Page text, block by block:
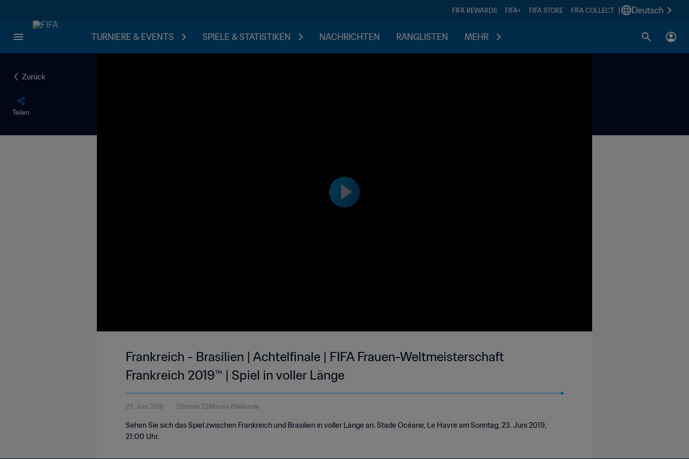
FIFA REWARDS FIFA+ FIFA STORE FIFA COLLECT Deutsch
TURNIERE & EVENTS SPIELE & STATISTIKEN NACHRICHTEN RANGLISTEN MEHR
Zurück
Teilen
Frankreich - Brasilien | Achtelfinale | FIFA Frauen-Weltmeisterschaft
Frankreich 2019™ | Spiel in voller Länge
23. Juni 2019 2Stunde 22Minute 8Sekunde
Sehen Sie sich das Spiel zwischen Frankreich und Brasilien in voller Länge an. Stade Océane, Le Havre am Sonntag, 23. Juni 2019,
21:00 Uhr.